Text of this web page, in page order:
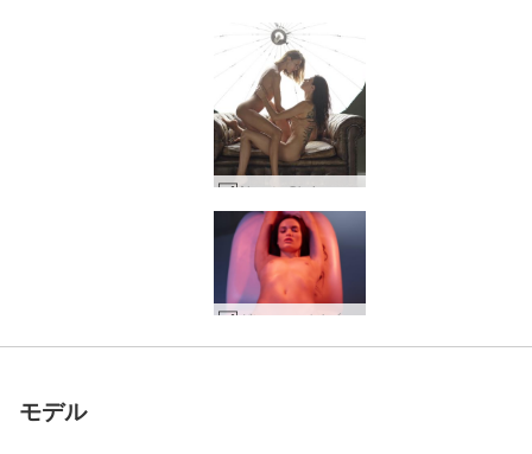
Alya と Oksi のエロティックなファンタジー #8
グレース バイブレーション トリートメント #111
グレース バイブレーション トリートメント #107
テティの官能的なヌード #41
世界でナンバー1の評価
を受けたエロサイト
参加しませんか
ベル紹介 #44Alya と Oksi のヌード モデル #7
ディタ紹介 #15
Alya と Oksi ウクライナのヌード モデル #45グレース バイブレーション トリートメント #11
アレクサンドラ スタジオ ヌード #44
世界でナンバー1の評価
を受けたエロサイト
参加しませんか
オリビア・ピンキー #30
Alya と Oksi の女性ファンタジー #5
オリビアヌードダンサー #26
クリスティン紹介 #11
Alya と Oksi ウクライナのヌード モデル #41グレース ヌード アート #34
世界でナンバー1の評価
を受けたエロサイト
参加しませんか
ジュリアヌードボディ #36
テティ紹介 #10
アナヤの敏感ヌード #30
アリエル ホワイト イノセンス #11
テティの新しいヘグレモデル #1
アリエル・セクササイズ #31
アリエル・エンジェリック #31
ヨーコ 黒コルセット #17
アリエル ホワイト イノセンス #47
テティ・ヘグレのミューズ #24
世界でナンバー1の評価
を受けたエロサイト
参加しませんか
アリアとオクシのガールフレンド #13
テティの新しいヘグレモデル #41
アリエル複視 #57
アレクサンドラ ベビーフェイス #15
アレクサンドラ ベビーフェイス #87
アリエルのプライベート ポートレート #47
世界でナンバー1の評価
を受けたエロサイト
参加しませんか
ケイティパンスト #66
ヨーコ 黒コルセット #9
ニコール 露骨なヌード #20
アリエル ホワイト イノセンス #3
アリエル・セクササイズ #27
テティ・ヘグレのミューズ #40
世界でナンバー1の評価
を受けたエロサイト
参加しませんか
ルフィーナ バービー人形 #15
モデル